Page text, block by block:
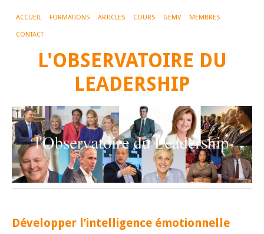
ACCUEIL FORMATIONS ARTICLES COURS GEMV MEMBRES
CONTACT
L'OBSERVATOIRE DU
LEADERSHIP
Développer l’intelligence émotionnelle